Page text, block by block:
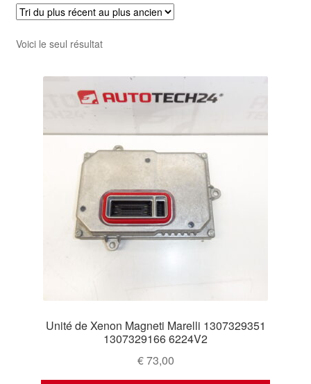
Voici le seul résultat
Unité de Xenon Magneti Marelli 1307329351
1307329166 6224V2
€73,00